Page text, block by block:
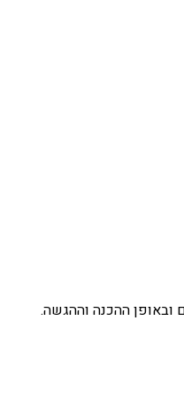
ובאופן ההכנה וההגשה.